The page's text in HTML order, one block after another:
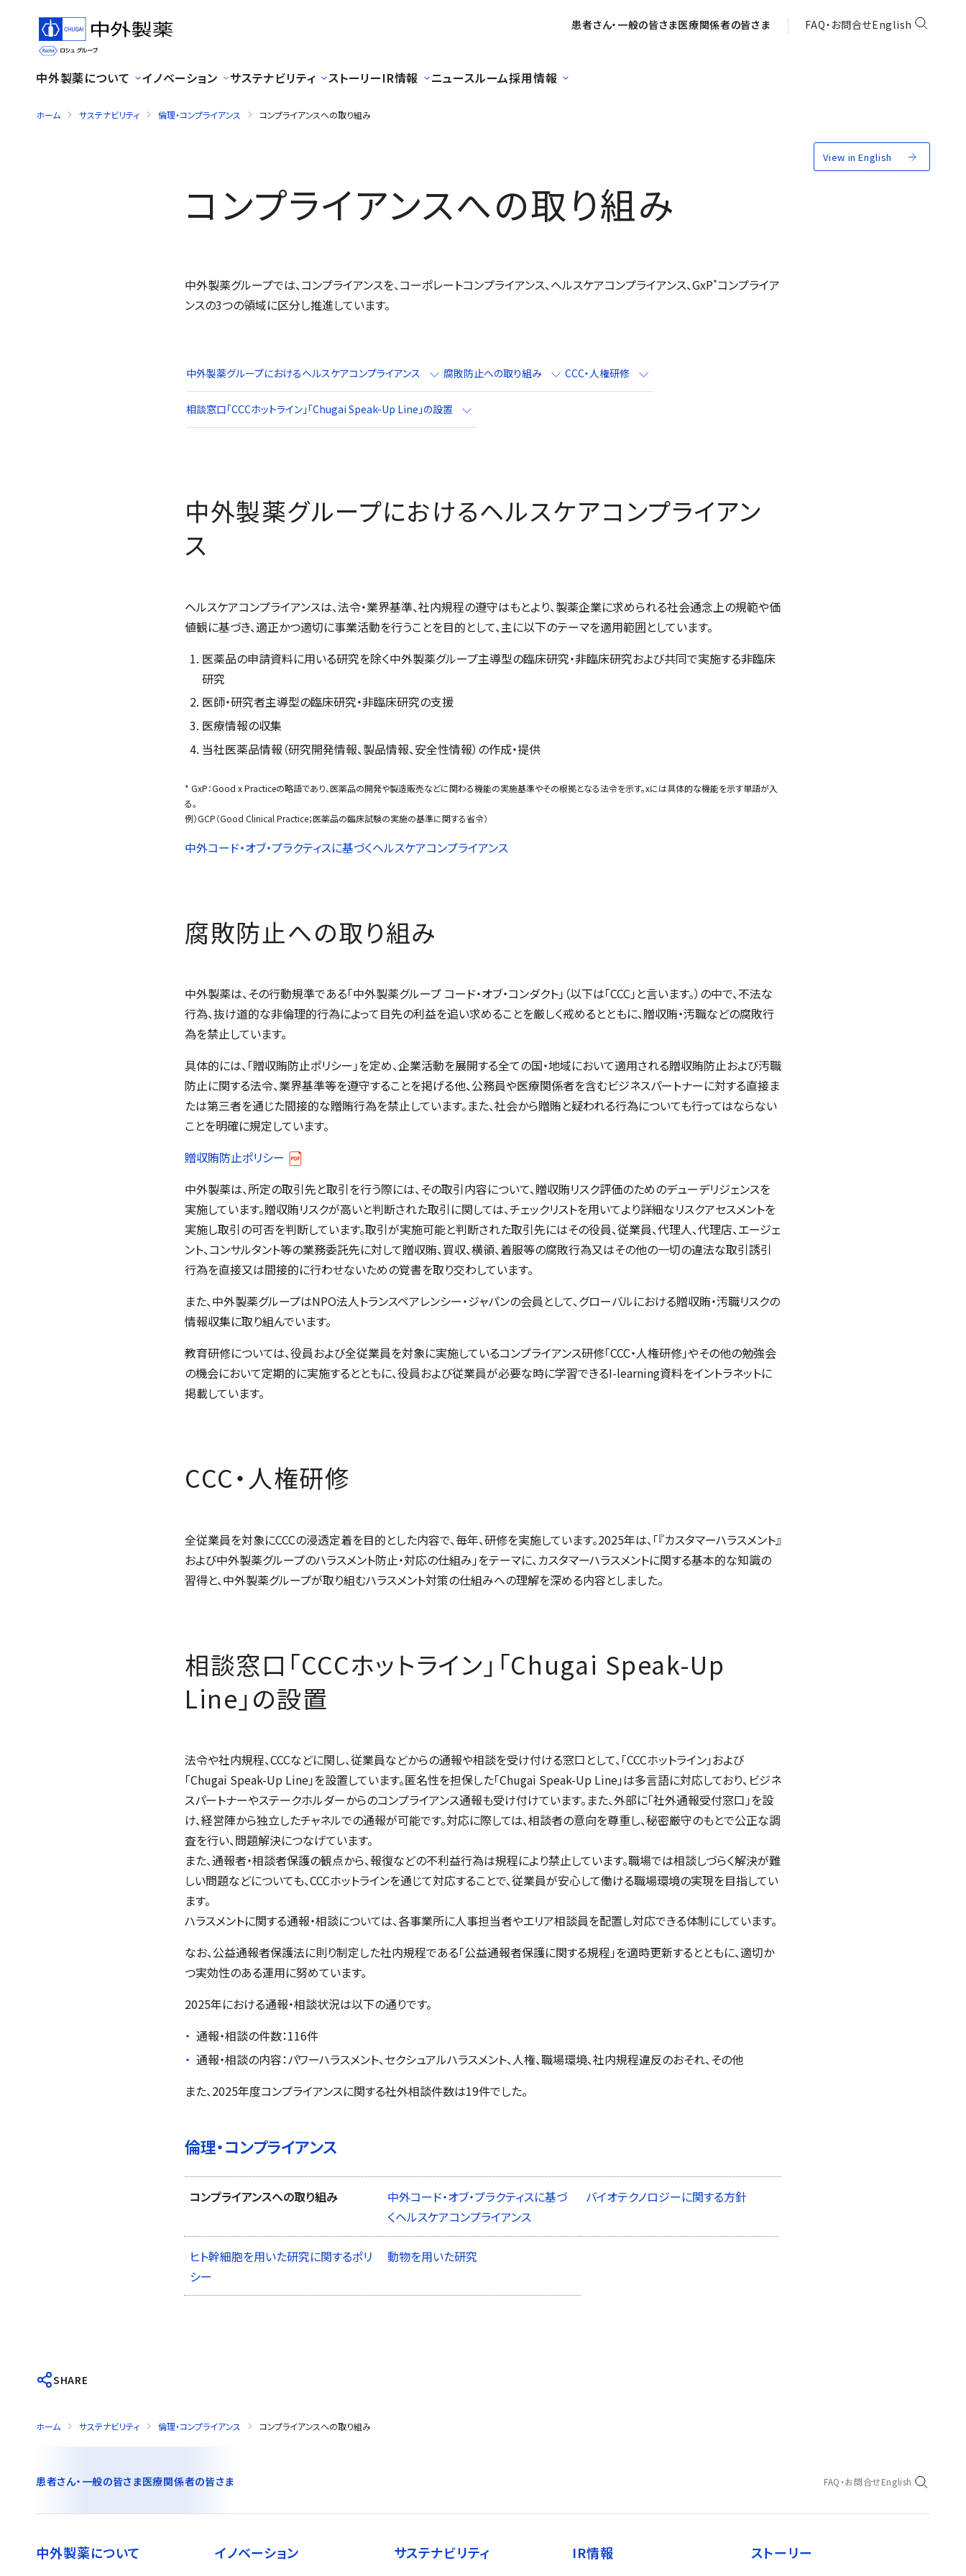
患者さん・一般の皆さま医療関係者の皆さま FAQ・お問合せEnglish
中外製薬について イノベーション サステナビリティ ストーリーIR情報 ニュースルーム採用情報
ホーム サステナビリティ 倫理・コンプライアンス コンプライアンスへの取り組み
View in English
コンプライアンスへの取り組み
中外製薬グループでは、コンプライアンスを、コーポレートコンプライアンス、ヘルスケアコンプライアンス、GxP*コンプライア
ンスの3つの領域に区分し推進しています。
中外製薬グループにおけるヘルスケアコンプライアンス 腐敗防止への取り組み CCC・人権研修
相談窓口「CCCホットライン」「Chugai Speak-Up Line 」の設置
中外製薬グループにおけるヘルスケアコンプライアン
ス
ヘルスケアコンプライアンスは、法令・業界基準、社内規程の遵守はもとより、製薬企業に求められる社会通念上の規範や価
値観に基づき、適正かつ適切に事業活動を行うことを目的として、主に以下のテーマを適用範囲としています。
医薬品の申請資料に用いる研究を除く中外製薬グループ主導型の臨床研究・非臨床研究および共同で実施する非臨床
研究
医師・研究者主導型の臨床研究・非臨床研究の支援
医療情報の収集
当社医薬品情報（研究開発情報、製品情報、安全性情報）の作成・提供
* GxP：Good x Practiceの略語であり、医薬品の開発や製造販売などに関わる機能の実施基準やその根拠となる法令を示す。xには具体的な機能を示す単語が入
る。
例）GCP（Good Clinical Practice；医薬品の臨床試験の実施の基準に関する省令）
中外コード・オブ・プラクティスに基づくヘルスケアコンプライアンス
腐敗防止への取り組み
中外製薬は、その行動規準である「中外製薬グループ コード・オブ・コンダクト」（以下は「CCC」と言います。）の中で、不法な
行為、抜け道的な非倫理的行為によって目先の利益を追い求めることを厳しく戒めるとともに、贈収賄・汚職などの腐敗行
為を禁止しています。
具体的には、「贈収賄防止ポリシー」を定め、企業活動を展開する全ての国・地域において適用される贈収賄防止および汚職
防止に関する法令、業界基準等を遵守することを掲げる他、公務員や医療関係者を含むビジネスパートナーに対する直接ま
たは第三者を通じた間接的な贈賄行為を禁止しています。また、社会から贈賄と疑われる行為についても行ってはならない
ことを明確に規定しています。
贈収賄防止ポリシー
中外製薬は、所定の取引先と取引を行う際には、その取引内容について、贈収賄リスク評価のためのデューデリジェンスを
実施しています。贈収賄リスクが高いと判断された取引に関しては、チェックリストを用いてより詳細なリスクアセスメントを
実施し取引の可否を判断しています。取引が実施可能と判断された取引先にはその役員、従業員、代理人、代理店、エージェ
ント、コンサルタント等の業務委託先に対して贈収賄、買収、横領、着服等の腐敗行為又はその他の一切の違法な取引誘引
行為を直接又は間接的に行わせないための覚書を取り交わしています。
また、中外製薬グループはNPO法人トランスペアレンシー・ジャパンの会員として、グローバルにおける贈収賄・汚職リスクの
情報収集に取り組んでいます。
教育研修については、役員および全従業員を対象に実施しているコンプライアンス研修「CCC・人権研修」やその他の勉強会
の機会において定期的に実施するとともに、役員および従業員が必要な時に学習できるI-learning資料をイントラネットに
掲載しています。
CCC・人権研修
全従業員を対象にCCCの浸透定着を目的とした内容で、毎年、研修を実施しています。2025年は、「『カスタマーハラスメント』
および中外製薬グループのハラスメント防止・対応の仕組み」をテーマに、カスタマーハラスメントに関する基本的な知識の
習得と、中外製薬グループが取り組むハラスメント対策の仕組みへの理解を深める内容としました。
相談窓口「CCCホットライン」「Chugai Speak-Up
Line 」の設置
法令や社内規程、CCCなどに関し、従業員などからの通報や相談を受け付ける窓口として、「CCCホットライン」および
「Chugai Speak-Up Line」を設置しています。匿名性を担保した「Chugai Speak-Up Line」は多言語に対応しており、ビジネ
スパートナーやステークホルダーからのコンプライアンス通報も受け付けています。また、外部に「社外通報受付窓口」を設
け、経営陣から独立したチャネルでの通報が可能です。対応に際しては、相談者の意向を尊重し、秘密厳守のもとで公正な調
査を行い、問題解決につなげています。
また、通報者・相談者保護の観点から、報復などの不利益行為は規程により禁止しています。職場では相談しづらく解決が難
しい問題などについても、CCCホットラインを通じて対応することで、従業員が安心して働ける職場環境の実現を目指してい
ます。
ハラスメントに関する通報・相談については、各事業所に人事担当者やエリア相談員を配置し対応できる体制にしています。
なお、公益通報者保護法に則り制定した社内規程である「公益通報者保護に関する規程」を適時更新するとともに、適切か
つ実効性のある運用に努めています。
2025年における通報・相談状況は以下の通りです。
通報・相談の件数：116件
通報・相談の内容：パワーハラスメント、セクシュアルハラスメント、人権、職場環境、社内規程違反のおそれ、その他
また、2025年度コンプライアンスに関する社外相談件数は19件でした。
倫理・コンプライアンス
コンプライアンスへの取り組み
中外コード・オブ・プラクティスに基づ
くヘルスケアコンプライアンス
バイオテクノロジーに関する方針
ヒト幹細胞を用いた研究に関するポリ
シー
動物を用いた研究
SHARE
ホーム サステナビリティ 倫理・コンプライアンス コンプライアンスへの取り組み
患者さん・一般の皆さま医療関係者の皆さま FAQ・お問合せEnglish
中外製薬について イノベーション サステナビリティ IR情報 ストーリー